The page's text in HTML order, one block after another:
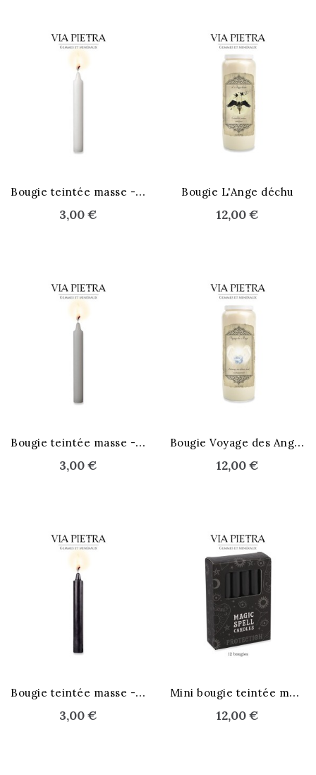
B
ougie teintée masse - Blanc
3,00 €
Bougie L'Ange déchu
12,00 €
B
ougie teintée masse - Gris
3,00 €
B
ougie Voyage des Anges
12,00 €
B
ougie teintée masse - noir
3,00 €
M
ini bougie teintée masse - noir
12,00 €